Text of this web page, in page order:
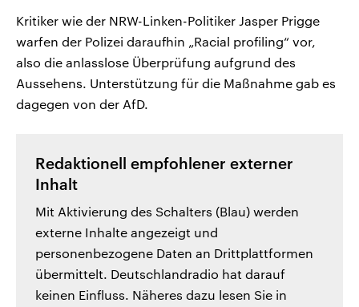
Kritiker wie der NRW-Linken-Politiker Jasper Prigge
warfen der Polizei daraufhin „Racial profiling“ vor,
also die anlasslose Überprüfung aufgrund des
Aussehens. Unterstützung für die Maßnahme gab es
dagegen von der AfD.
Redaktionell empfohlener externer
Inhalt
Mit Aktivierung des Schalters (Blau) werden
externe Inhalte angezeigt und
personenbezogene Daten an Drittplattformen
übermittelt. Deutschlandradio hat darauf
keinen Einfluss. Näheres dazu lesen Sie in